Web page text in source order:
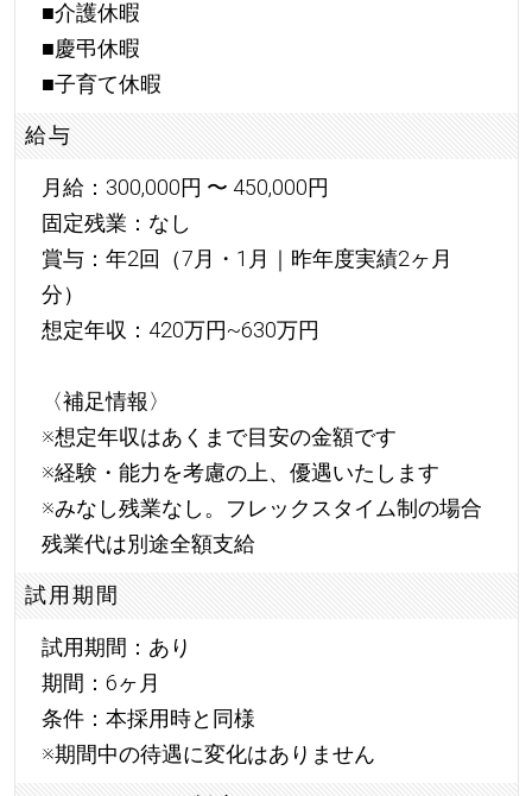
■介護休暇
■慶弔休暇
■子育て休暇
給与
月給：300,000円 〜 450,000円
固定残業：なし
賞与：年2回（7月・1月｜昨年度実績2ヶ月
分）
想定年収：420万円~630万円
〈補足情報〉
※想定年収はあくまで目安の金額です
※経験・能力を考慮の上、優遇いたします
※みなし残業なし。フレックスタイム制の場合
残業代は別途全額支給
試用期間
試用期間：あり
期間：6ヶ月
条件：本採用時と同様
※期間中の待遇に変化はありません